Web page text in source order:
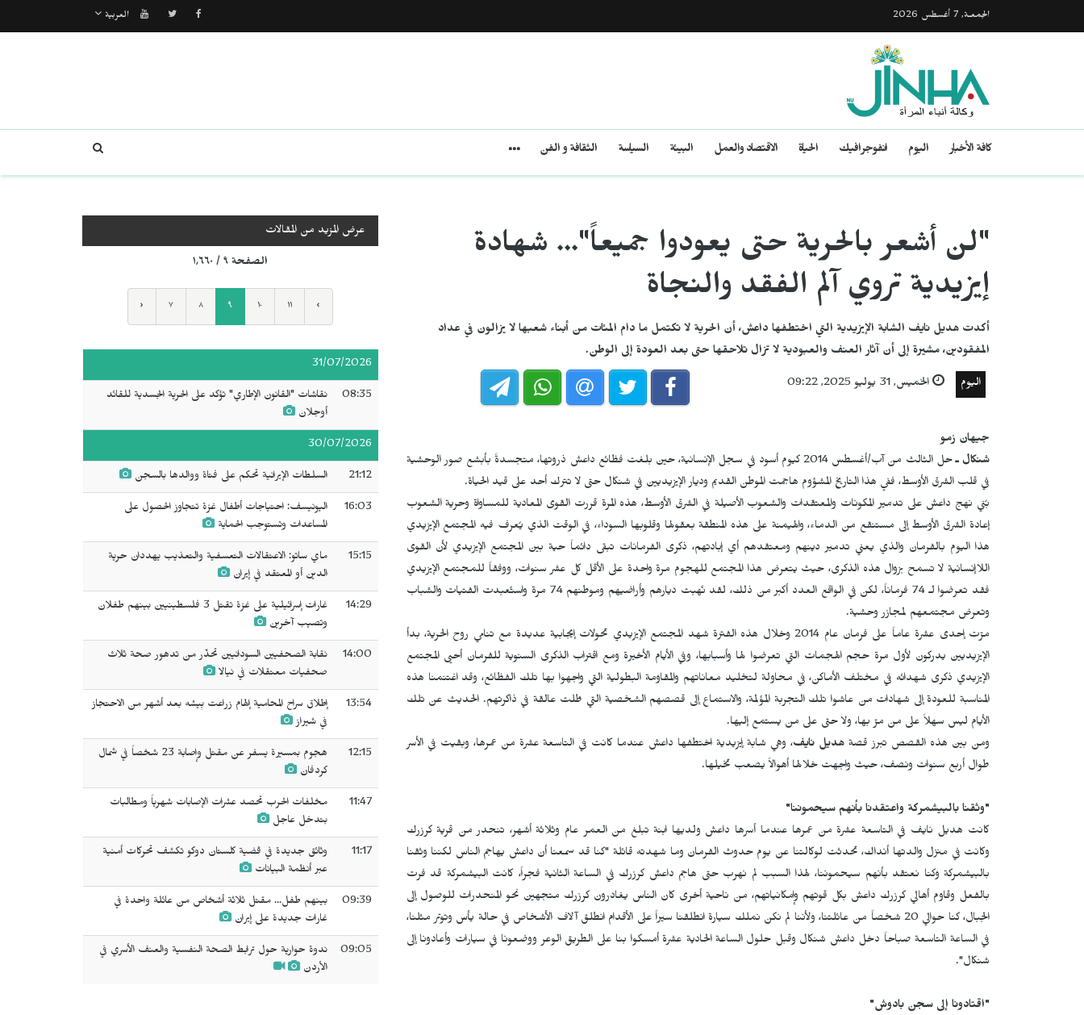
الجمعـة, 7 أغسطس 2026 العربية
كافة الأخبار اليوم انفوجرافيك الحياة الاقتصاد والعمل البيئة السياسة الثقافة و الفن
"لن أشعر بالحرية حتى يعودوا جميعاً"... شهادة
إيزيدية تروي آلم الفقد والنجاة
أكدت هديل نايف الشابة الإيزيدية التي اختطفها داعش، أن الحرية لا تكتمل ما دام المئات من أبناء شعبها لا يزالون في عداد
المفقودين، مشيرة إلى أن آثار العنف والعبودية لا تزال تلاحقها حتى بعد العودة إلى الوطن.
اليوم الخميس, 31 يوليو 2025, 09:22
جيهان زمو
شنكال ـ
حل الثالث من آب/أغسطس 2014 كيوم أسود في سجل الإنسانية، حين بلغت فظائع داعش ذروتها، متجسدةً بأبشع صور الوحشية
في قلب الشرق الأوسط، ففي هذا التاريخ المشؤوم هاجمت الموطن القديم وديار الإيزيديين في شنكال حتى لا تترك أحد على قيد الحياة.
بُني نهج داعش على تدمير المكونات والمعتقدات والشعوب الأصيلة في الشرق الأوسط، هذه المرة قررت القوى المعادية للمساواة وحرية الشعوب
إعادة الشرق الأوسط إلى مستنقع من الدماء، والهيمنة على هذه المنطقة بعقولها وقلوبها السوداء، في الوقت الذي يُعرف فيه المجتمع الإيزيدي
هذا اليوم بالفرمان والذي يعني تدمير دينهم ومعتقدهم أي إبادتهم، ذكرى الفرمانات تبقى دائماً حية بين المجتمع الإيزيدي لأن القوى
اللاإنسانية لا تسمح بزوال هذه الذكرى، حيث يتعرض هذا المجتمع للهجوم مرة واحدة على الأقل كل عشر سنوات، ووفقاً للمجتمع الإيزيدي
فقد تعرضوا لـ 74 فرماناً، لكن في الواقع العدد أكبر من ذلك، لقد نُهبت ديارهم وأراضيهم وموطنهم 74 مرة واستُعبدت الفتيات والشباب
وتعرض مجتمعهم لمجازر وحشية.
مرّت إحدى عشرة عاماً على فرمان عام 2014 وخلال هذه الفترة شهد المجتمع الإيزيدي تحولات إيجابية عديدة مع تنامي روح الحرية، بدأ
الإيزيديين يدركون لأول مرة حجم الهجمات التي تعرضوا لها وأسبابها، وفي الأيام الأخيرة ومع اقتراب الذكرى السنوية للفرمان أحيى المجتمع
الإيزيدي ذكرى شهدائه في مختلف الأماكن، في محاولة لتخليد معاناتهم والمقاومة البطولية التي واجهوا بها تلك الفظائع، وقد اغتنمنا هذه
المناسبة للعودة إلى شهادات من عاشوا تلك التجربة المؤلمة، والاستماع إلى قصصهم الشخصية التي ظلت عالقة في ذاكرتهم. الحديث عن تلك
الأيام ليس سهلاً على من مرّ بها، ولا حتى على من يستمع إليها.
ومن بين هذه القصص تبرز قصة هديل نايف، وهي شابة إيزيدية اختطفها داعش عندما كانت في التاسعة عشرة من عمرها، وبقيت في الأسر
طوال أربع سنوات ونصف، حيث واجهت خلالها أهوالاً يصعب تخيلها.
"وثقنا بالبيشمركة واعتقدنا بأنهم سيحموننا"
كانت هديل نايف في التاسعة عشرة من عمرها عندما أسرها داعش ولديها ابنة تبلغ من العمر عام وثلاثة أشهر، تنحدر من قرية كرزرك
وكانت في منزل والدتها أنداك، تحدثت لوكالتنا عن يوم حدوث الفرمان وما شهدته قائلة "كنا قد سمعنا أن داعش يهاجم الناس لكننا وثقنا
بالبيشمركة وكنا نعتقد بأنهم سيحموننا، لهذا السبب لم نهرب حتى هاجم داعش كرزرك في الساعة الثانية فجراً، كانت البيشمركة قد فرت
بالفعل وقاوم أهالي كرزرك داعش بكل قوتهم وإمكانياتهم، من ناحية أخرى كان الناس يغادرون كرزرك متجهين نحو المنحدرات للوصول إلى
الجبال، كنا حوالي 20 شخصاً من عائلتنا، ولأننا لم نكن نملك سيارة انطلقنا سيراً على الأقدام انطلق آلاف الأشخاص في حالة يأس وتوتر مثلنا،
في الساعة التاسعة صباحاً دخل داعش شنكال وقبل حلول الساعة الحادية عشرة أمسكوا بنا على الطريق الوعر ووضعونا في سيارات وأعادونا إلى
شنكال".
"اقتادونا إلى سجن بادوش"
عرض المزيد من المقالات
الصفحة ٩ / ١٬٦٦٠
‹ ٧ ٨ ٩ ١٠ ١١ ›
31/07/2026
08:35
نقاشات "القانون الإطاري" تؤكد على الحرية الجسدية للقائد
أوجلان
30/07/2026
21:12 السلطات الإيرانية تحكم على فتاة ووالدها بالسجن
16:03
اليونيسف: احتياجات أطفال غزة تتجاوز الحصول على
المساعدات وتستوجب الحماية
15:15
ماي ساتو: الاعتقالات التعسفية والتعذيب يهددان حرية
الدين أو المعتقد في إيران
14:29
غارات إسرائيلية على غزة تقتل 3 فلسطينيين بينهم طفلان
وتصيب آخرين
14:00
نقابة الصحفيين السودانيين تحذّر من تدهور صحة ثلاث
صحفيات معتقلات في نيالا
13:54
إطلاق سراح المحامية إلهام زراعت بِيشه بعد أشهر من الاحتجاز
في شيراز
12:15
هجوم بمسيرة يسفر عن مقتل وإصابة 23 شخصاً في شمال
كردفان
11:47
مخلفات الحرب تحصد عشرات الإصابات شهرياً ومطالبات
بتدخل عاجل
11:17
وثائق جديدة في قضية كلستان دوكو تكشف تحركات أمنية
عبر أنظمة البيانات
09:39
بينهم طفل... مقتل ثلاثة أشخاص من عائلة واحدة في
غارات جديدة على إيران
09:05
ندوة حوارية حول ترابط الصحة النفسية والعنف الأسري في
الأردن